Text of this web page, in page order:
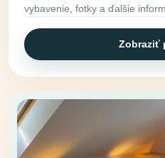
vybavenie, fotky a ďalšie
Zobraziť